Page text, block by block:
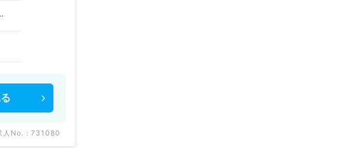
、外科系全般、一般外科、消化器外科、乳腺外科、膠原病科、大腸・肛門外科
人No. : 731080